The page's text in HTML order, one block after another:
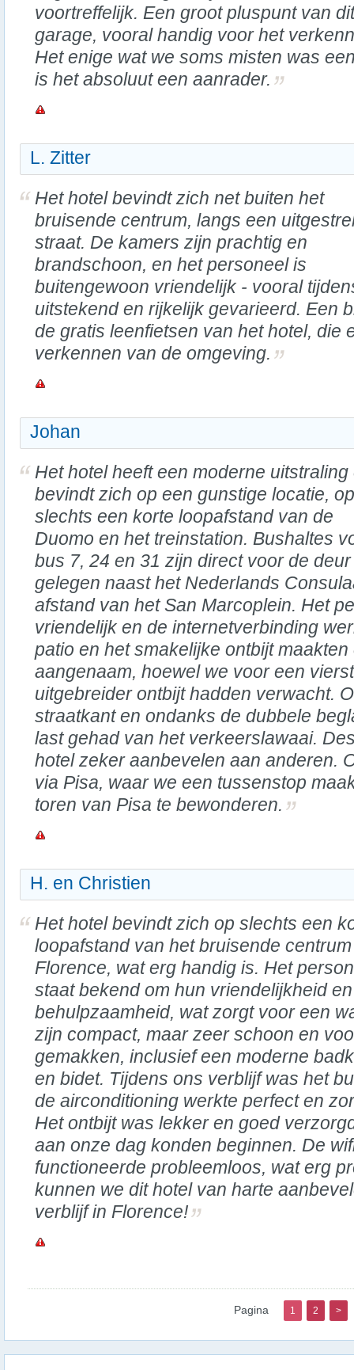
voortreffelijk. Een groot pluspunt van
garage, vooral handig voor het
Het enige wat we soms misten was
is het absoluut een aanrader.
L. Zitter
Het hotel bevindt zich net buiten het
bruisende centrum, langs een
straat. De kamers zijn prachtig en
brandschoon, en het personeel is
buitengewoon vriendelijk - vooral
uitstekend en rijkelijk gevarieerd. Een
de gratis leenfietsen van het hotel, die
verkennen van de omgeving.
Johan
Het hotel heeft een moderne uitstraling
bevindt zich op een gunstige locatie, op
slechts een korte loopafstand van de
Duomo en het treinstation. Bushaltes
bus 7, 24 en 31 zijn direct voor de
gelegen naast het Nederlands
afstand van het San Marcoplein. Het
vriendelijk en de internetverbinding
patio en het smakelijke ontbijt
aangenaam, hoewel we voor een
uitgebreider ontbijt hadden verwacht.
straatkant en ondanks de dubbele
last gehad van het verkeerslawaai.
hotel zeker aanbevelen aan anderen.
via Pisa, waar we een tussenstop
toren van Pisa te bewonderen.
H. en Christien
Het hotel bevindt zich op slechts een
loopafstand van het bruisende
Florence, wat erg handig is. Het
staat bekend om hun vriendelijkheid en
behulpzaamheid, wat zorgt voor een
zijn compact, maar zeer schoon en
gemakken, inclusief een moderne
en bidet. Tijdens ons verblijf was het
de airconditioning werkte perfect en
Het ontbijt was lekker en goed
aan onze dag konden beginnen. De
functioneerde probleemloos, wat erg
kunnen we dit hotel van harte
verblijf in Florence!
Pagina 1 2 >